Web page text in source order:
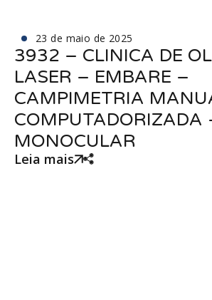
23 de maio de 2025
3932 – CLINICA DE
LASER – EMBARE –
CAMPIMETRIA
COMPUTADORIZADA
MONOCULAR
Leia mais